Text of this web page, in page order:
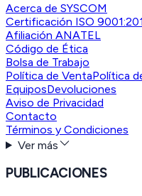
Acerca de SYSCOM
Certificación ISO
Afiliación ANATEL
Código de Ética
Bolsa de Trabajo
Política de VentaPolítica
EquiposDevoluciones
Aviso de Privacidad
Contacto
Términos y Condiciones
Ver más
PUBLICACIONES